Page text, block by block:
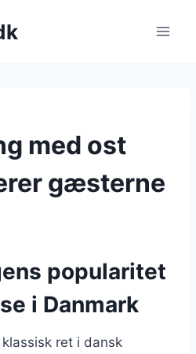
med ost
gæsterne
popularitet
i Danmark
ret i dansk